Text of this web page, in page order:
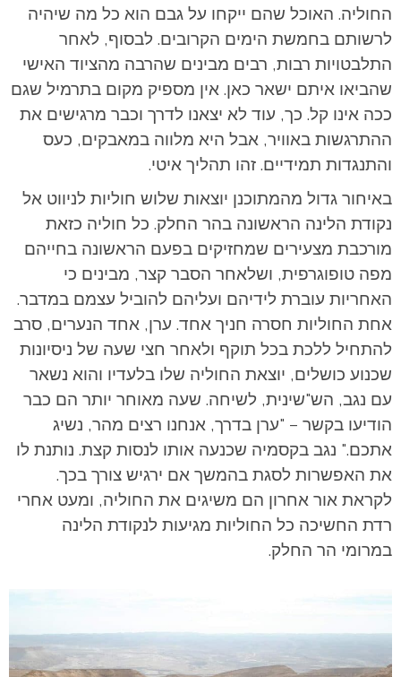
החוליה. האוכל שהם ייקחו על גבם הוא כל מה שיהיה
לרשותם בחמשת הימים הקרובים. לבסוף, לאחר
התלבטויות רבות, רבים מבינים שהרבה מהציוד האישי
שהביאו איתם ישאר כאן. אין מספיק מקום בתרמיל שגם
ככה אינו קל. כך, עוד לא יצאנו לדרך וכבר מרגישים את
ההתרגשות באוויר, אבל היא מלווה במאבקים, כעס
והתנגדות תמידיים. זהו תהליך איטי.
באיחור גדול מהמתוכנן יוצאות שלוש חוליות לניווט אל
נקודת הלינה הראשונה בהר החלק. כל חוליה כזאת
מורכבת מצעירים שמחזיקים בפעם הראשונה בחייהם
מפה טופוגרפית, ושלאחר הסבר קצר, מבינים כי
האחריות עוברת לידיהם ועליהם להוביל עצמם במדבר.
אחת החוליות חסרה חניך אחד. ערן, אחד הנערים, סרב
להתחיל ללכת בכל תוקף ולאחר חצי שעה של ניסיונות
שכנוע כושלים, יוצאת החוליה שלו בלעדיו והוא נשאר
עם נגב, הש"שינית, לשיחה. שעה מאוחר יותר הם כבר
הודיעו בקשר – "ערן בדרך, אנחנו רצים מהר, נשיג
אתכם." נגב בקסמיה שכנעה אותו לנסות קצת. נותנת לו
את האפשרות לסגת בהמשך אם ירגיש צורך בכך.
לקראת אור אחרון הם משיגים את החוליה, ומעט אחרי
רדת החשיכה כל החוליות מגיעות לנקודת הלינה
במרומי הר החלק.